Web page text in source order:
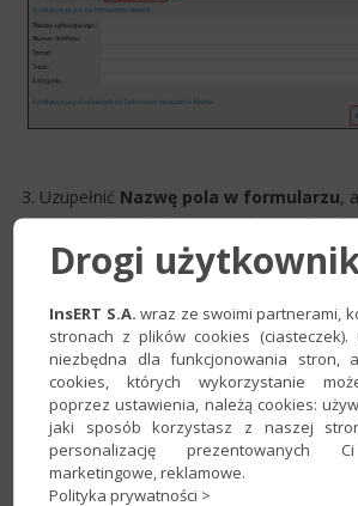
3. Uzupełnić Nazwę pola w formularzu,
rozwijanej listy dodane wcześniejPole
Drogi
InsERT S.A. wraz ze swoimi partnerami,
stronach z plików cookies (ciasteczek).
niezbędna dla funkcjonowania stron,
cookies, których wykorzystanie
poprzez ustawienia, należą cookies:
jaki sposób korzystasz z naszej
personalizację
marketingowe, reklamowe.
Polityka prywatności >